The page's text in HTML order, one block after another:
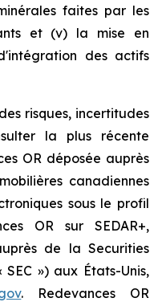
faites par les
et (v) la mise en
des actifs
risques, incertitudes
la plus récente
OR déposée auprès
canadiennes
sous le profil
OR sur SEDAR+,
de la Securities
») aux États-Unis,
. Redevances OR